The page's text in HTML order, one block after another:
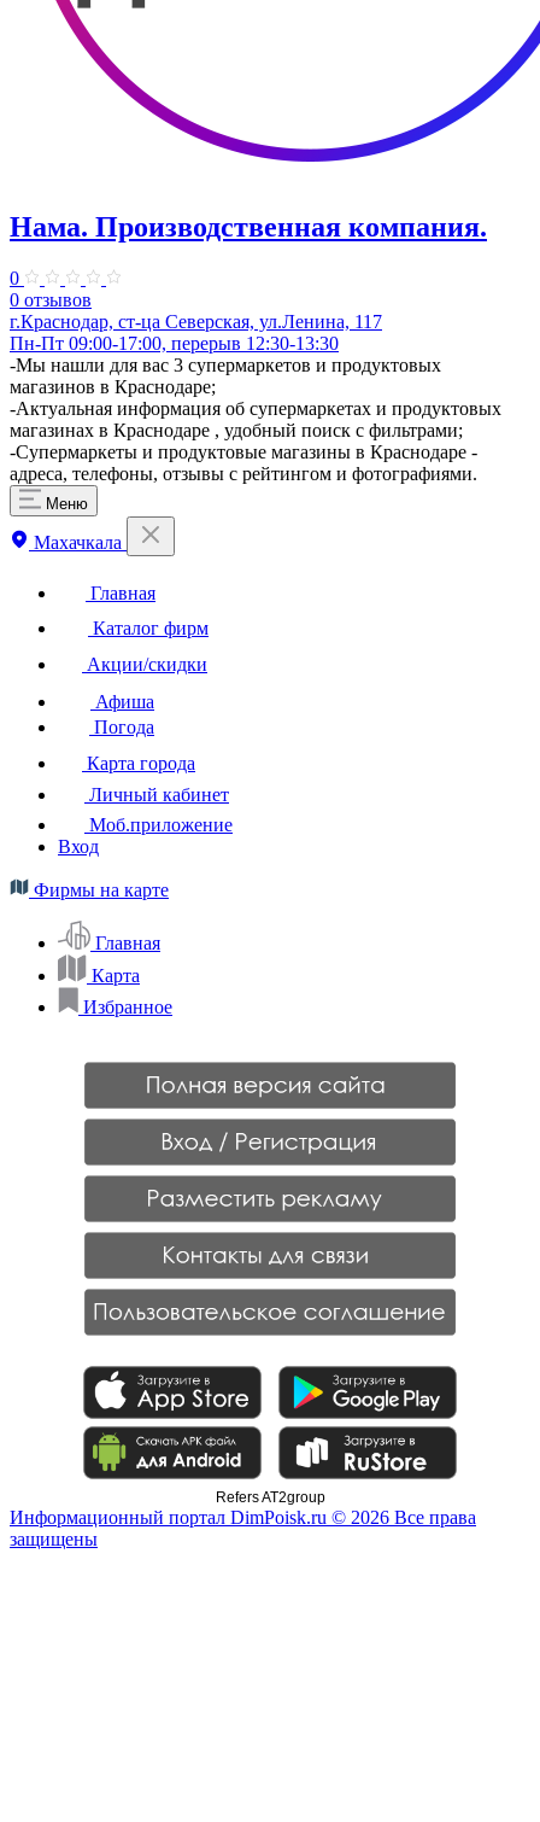
Нама. Производственная компания.
0
0 отзывов
г.Краснодар, ст-ца Северская, ул.Ленина, 117
Пн-Пт 09:00-17:00, перерыв 12:30-13:30
​-Мы нашли для вас 3 супермаркетов и продуктовых
магазинов в Краснодаре;
-Актуальная информация об супермаркетах и продуктовых
магазинах в Краснодаре , удобный поиск с фильтрами;
-Супермаркеты и продуктовые магазины в Краснодаре -
адреса, телефоны, отзывы с рейтингом и фотографиями.
Меню
Махачкала
Главная
Каталог фирм
Акции/скидки
Афиша
Погода
Карта города
Личный кабинет
Моб.приложение
Вход
Фирмы на карте
Главная
Карта
Избранное
Refers AT2group
Информационный портал DimPoisk.ru © 2026 Все права
защищены